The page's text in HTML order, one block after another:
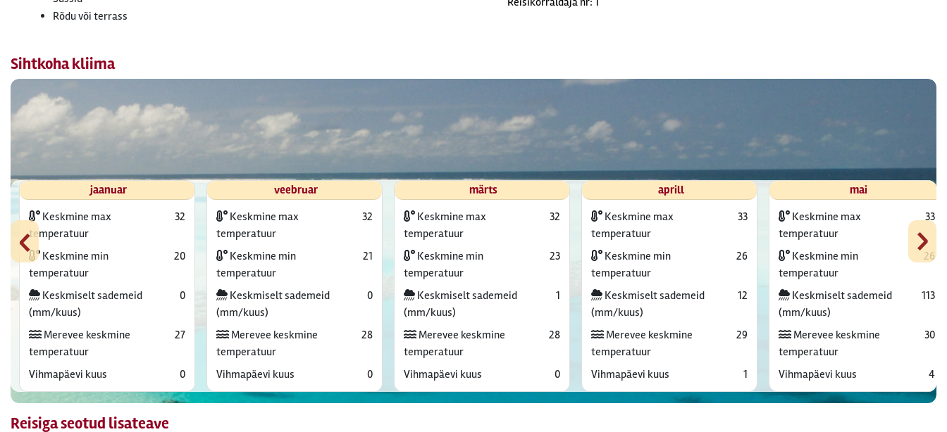
Rõdu või terrass
Sihtkoha kliima
‹ ›
jaanuar
Keskmine max
temperatuur
32
Keskmine min
temperatuur
20
Keskmiselt sademeid
(mm/kuus)
0
Merevee keskmine
temperatuur
27
Vihmapäevi kuus 0
veebruar
Keskmine max
temperatuur
32
Keskmine min
temperatuur
21
Keskmiselt sademeid
(mm/kuus)
0
Merevee keskmine
temperatuur
28
Vihmapäevi kuus 0
märts
Keskmine max
temperatuur
32
Keskmine min
temperatuur
23
Keskmiselt sademeid
(mm/kuus)
1
Merevee keskmine
temperatuur
28
Vihmapäevi kuus 0
aprill
Keskmine max
temperatuur
33
Keskmine min
temperatuur
26
Keskmiselt sademeid
(mm/kuus)
12
Merevee keskmine
temperatuur
29
Vihmapäevi kuus 1
mai
Keskmine max
temperatuur
33
Keskmine min
temperatuur
26
Keskmiselt sademeid
(mm/kuus)
113
Merevee keskmine
temperatuur
30
Vihmapäevi kuus 4
Reisiga seotud lisateave